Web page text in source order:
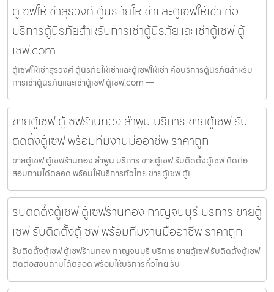
ตู้เซฟให้เช่าสุรวงศ์ ตู้นิรภัยให้เช่าและตู้เซฟให้เช่า คือ
บริการตู้นิรภัยสำหรับการเช่าตู้นิรภัยและเช่าตู้เซฟ ตู้
เซฟ.com
ตู้เซฟให้เช่าสุรวงศ์ ตู้นิรภัยให้เช่าและตู้เซฟให้เช่า คือบริการตู้นิรภัยสำหรับ
การเช่าตู้นิรภัยและเช่าตู้เซฟ ตู้เซฟ.com —
ขายตู้เซฟ ตู้เซฟร้านทอง ลำพูน บริการ ขายตู้เซฟ รับ
ติดตั้งตู้เซฟ พร้อมทีมงานมืออาชีพ ราคาถูก
ขายตู้เซฟ ตู้เซฟร้านทอง ลำพูน บริการ ขายตู้เซฟ รับติดตั้งตู้เซฟ ติดต่อ
สอบถามได้ตลอด พร้อมให้บริการทั่วไทย ขายตู้เซฟ ตู้เ
รับติดตั้งตู้เซฟ ตู้เซฟร้านทอง กาญจนบุรี บริการ ขายตู้
เซฟ รับติดตั้งตู้เซฟ พร้อมทีมงานมืออาชีพ ราคาถูก
รับติดตั้งตู้เซฟ ตู้เซฟร้านทอง กาญจนบุรี บริการ ขายตู้เซฟ รับติดตั้งตู้เซฟ
ติดต่อสอบถามได้ตลอด พร้อมให้บริการทั่วไทย รับ